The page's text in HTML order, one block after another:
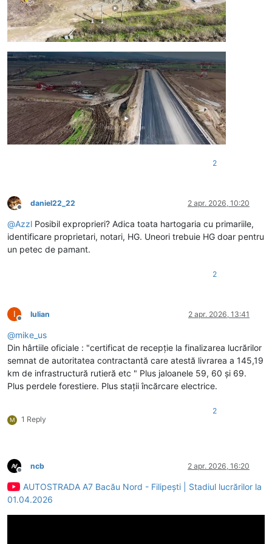
2
Deconectat
daniel22_22 2 apr. 2026, 10:20
@Azzl Posibil exproprieri? Adica toata hartogaria cu primariile,
identificare proprietari, notari, HG. Uneori trebuie HG doar pentru
un petec de pamant.
2
I
Deconectat
Iulian 2 apr. 2026, 13:41
@mike_us
Din hârtiile oficiale : "certificat de recepție la finalizarea lucrărilor
semnat de autoritatea contractantă care atestă livrarea a 145,19
km de infrastructură rutieră etc " Plus jaloanele 59, 60 și 69.
Plus perdele forestiere. Plus stații încărcare electrice.
M 1 Reply
2
Deconectat
ncb 2 apr. 2026, 16:20
AUTOSTRADA A7 Bacău Nord - Filipești | Stadiul lucrărilor la
01.04.2026